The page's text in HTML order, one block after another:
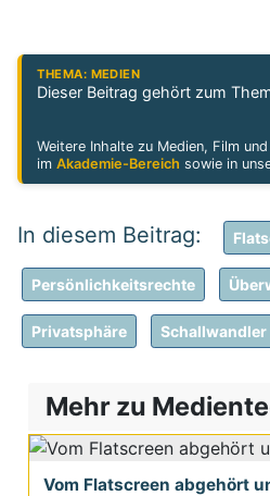
THEMA: MEDIEN
Dieser Beitrag gehört zum
Weitere Inhalte zu Medien, Film
imAkademie-Bereich sowie in
Persönlichkeitsrechte
Privatsphäre Schallwandler
Mehr zu
Vom Flatscreen abgehört